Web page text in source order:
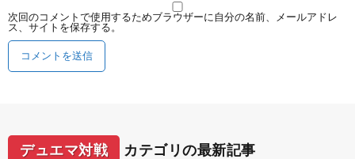
次回のコメントで使用するためブラウザーに自分の名前、メールアドレ
ス、サイトを保存する。
デュエマ対戦 カテゴリの最新記事